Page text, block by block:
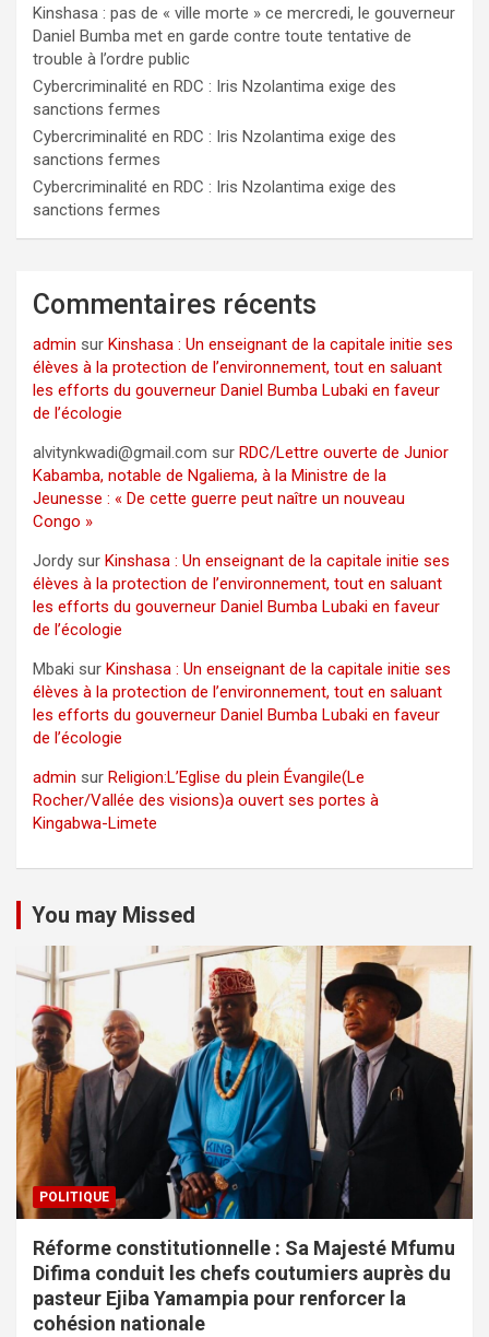
Kinshasa : pas de « ville morte » ce mercredi, le gouverneur
Daniel Bumba met en garde contre toute tentative de
trouble à l’ordre public
Cybercriminalité en RDC : Iris Nzolantima exige des
sanctions fermes
Cybercriminalité en RDC : Iris Nzolantima exige des
sanctions fermes
Cybercriminalité en RDC : Iris Nzolantima exige des
sanctions fermes
Commentaires récents
admin sur Kinshasa : Un enseignant de la capitale initie ses
élèves à la protection de l’environnement, tout en saluant
les efforts du gouverneur Daniel Bumba Lubaki en faveur
de l’écologie
alvitynkwadi@gmail.com sur RDC/Lettre ouverte de Junior
Kabamba, notable de Ngaliema, à la Ministre de la
Jeunesse : « De cette guerre peut naître un nouveau
Congo »
Jordy sur Kinshasa : Un enseignant de la capitale initie ses
élèves à la protection de l’environnement, tout en saluant
les efforts du gouverneur Daniel Bumba Lubaki en faveur
de l’écologie
Mbaki sur Kinshasa : Un enseignant de la capitale initie ses
élèves à la protection de l’environnement, tout en saluant
les efforts du gouverneur Daniel Bumba Lubaki en faveur
de l’écologie
admin sur Religion:L’Eglise du plein Évangile(Le
Rocher/Vallée des visions)a ouvert ses portes à
Kingabwa-Limete
You may Missed
POLITIQUE
Réforme constitutionnelle : Sa Majesté Mfumu
Difima conduit les chefs coutumiers auprès du
pasteur Ejiba Yamampia pour renforcer la
cohésion nationale